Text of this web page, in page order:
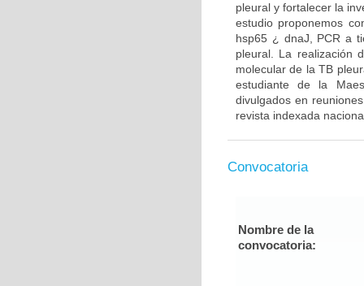
pleural y fortalecer la
estudio proponemos
hsp65 ¿ dnaJ, PCR a
pleural. La realización
molecular de la TB
estudiante de la
divulgados en
revista indexada
Convocatoria
Nombre de la
convocatoria: